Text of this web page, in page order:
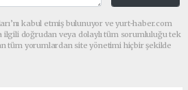
kabul etmiş bulunuyor ve yurt-haber.com
ilgili doğrudan veya dolaylı tüm sorumluluğu tek
tüm yorumlardan site yönetimi hiçbir şekilde